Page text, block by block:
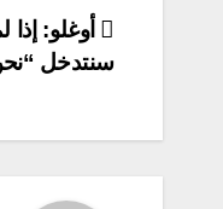
تصفّح
أوغلو:
سنتدخل